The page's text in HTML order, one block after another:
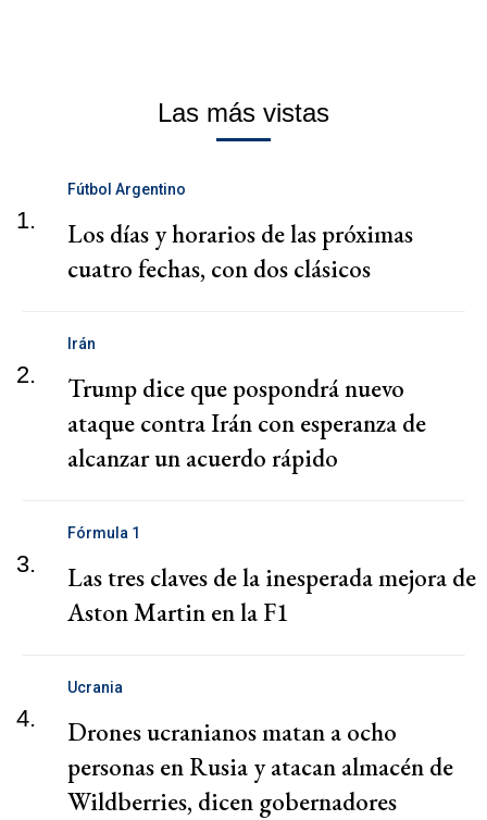
Las más vistas
1.
Fútbol Argentino
Los días y horarios de las próximas
cuatro fechas, con dos clásicos
2.
Irán
Trump dice que pospondrá nuevo
ataque contra Irán con esperanza de
alcanzar un acuerdo rápido
3.
Fórmula 1
Las tres claves de la inesperada mejora de
Aston Martin en la F1
4.
Ucrania
Drones ucranianos matan a ocho
personas en Rusia y atacan almacén de
Wildberries, dicen gobernadores